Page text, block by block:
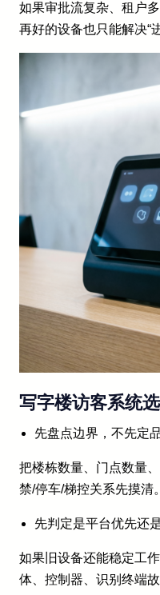
如果审批流复杂、租户
再好的设备也只能解决“
写字楼访客系统
先盘点边界，不先定
把楼栋数量、门点数量
禁/停车/梯控关系先摸清。
先判定是平台优先还
如果旧设备还能稳定工
体、控制器、识别终端